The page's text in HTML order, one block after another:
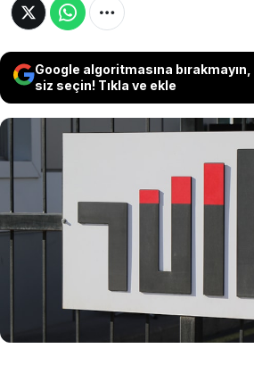
Google algoritmasına
siz seçin! Tıkla ve ekle
TÜİK madde
ağırlıklarını
enflasyon
Sepete üç yeni